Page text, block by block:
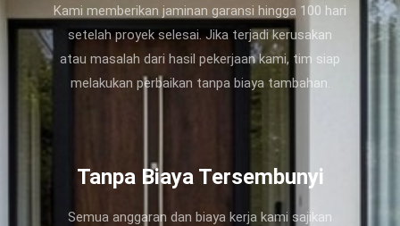
Kami memberikan jaminan garansi hingga 100 hari
setelah proyek selesai. Jika terjadi kerusakan
atau masalah dari hasil pekerjaan kami, tim siap
melakukan perbaikan tanpa biaya tambahan.
Tanpa Biaya Tersembunyi
Semua anggaran dan biaya kerja kami sajikan